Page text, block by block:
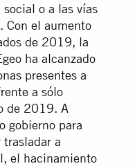
o a las vías
Con el aumento
de 2019, la
ha alcanzado
presentes a
a sólo
de 2019. A
gobierno para
a
el hacinamiento